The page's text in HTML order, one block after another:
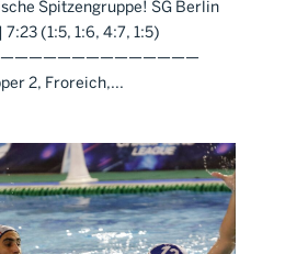
Spitzengruppe! SG Berlin
(1:5, 1:6, 4:7, 1:5)
2, Froreich,...